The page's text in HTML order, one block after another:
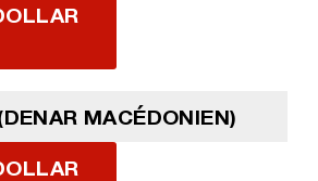
MACÉDONIEN)